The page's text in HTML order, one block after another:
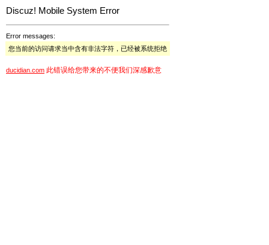
Discuz! Mobile System Error
Error messages:
您当前的访问请求当中含有非法字符，已经被系统拒绝
ducidian.com 此错误给您带来的不便我们深感歉意